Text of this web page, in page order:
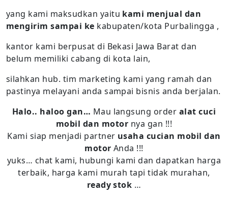
yang kami maksudkan yaitu kami menjual dan
mengirim sampai ke kabupaten/kota Purbalingga ,
kantor kami berpusat di Bekasi Jawa Barat dan
belum memiliki cabang di kota lain,
silahkan hub. tim marketing kami yang ramah dan
pastinya melayani anda sampai bisnis anda berjalan.
Halo.. haloo gan… Mau langsung order alat cuci
mobil dan motor nya gan !!!
Kami siap menjadi partner usaha cucian mobil dan
motor Anda !!!
yuks… chat kami, hubungi kami dan dapatkan harga
terbaik, harga kami murah tapi tidak murahan,
ready stok …